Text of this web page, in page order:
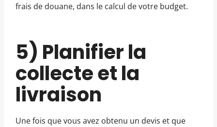
frais de douane, dans le calcul de votre budget.
5) Planifier la
collecte et la
livraison
Une fois que vous avez obtenu un devis et que